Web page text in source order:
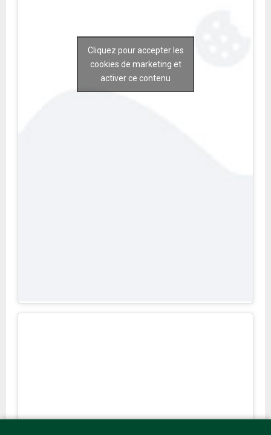
Cliquez pour accepter les
cookies de marketing et
activer ce contenu